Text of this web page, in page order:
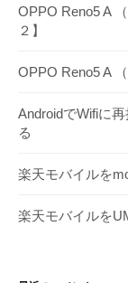
イ
ブ
OPPO Reno5 A
２】
OPPO Reno5 A
AndroidでWifiに
る
楽天モバイルを
楽天モバイルを